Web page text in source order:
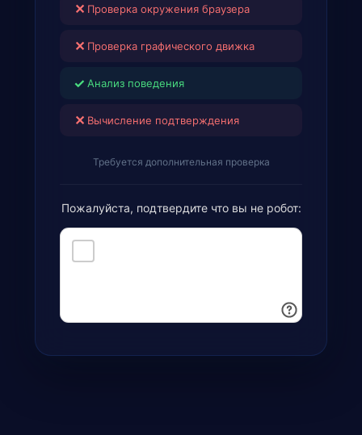
✕ Проверка окружения браузера
✕ Проверка графического движка
✓ Анализ поведения
✕ Вычисление подтверждения
Требуется дополнительная проверка
Пожалуйста, подтвердите что вы не робот: